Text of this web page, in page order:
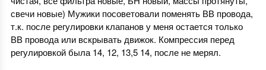
свечи новые) Мужики посоветовали поменять ВВ провода,
т.к. после регулировки клапанов у меня остается только
ВВ провода или вскрывать движок. Компрессия перед
регулировкой была 14, 12, 13,5 14, после не мерял.